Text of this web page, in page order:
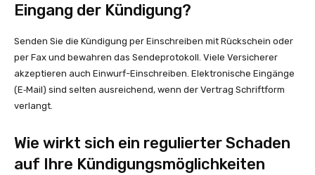
Eingang der Kündigung?
Senden Sie die Kündigung per Einschreiben mit Rückschein oder
per Fax und bewahren das Sendeprotokoll. Viele Versicherer
akzeptieren auch Einwurf-Einschreiben. Elektronische Eingänge
(E‑Mail) sind selten ausreichend, wenn der Vertrag Schriftform
verlangt.
Wie wirkt sich ein regulierter Schaden
auf Ihre Kündigungsmöglichkeiten